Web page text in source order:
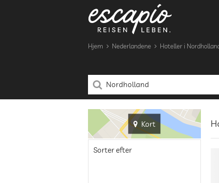
Hjem Nederlandene Hoteller i
Kort
Sorter efter